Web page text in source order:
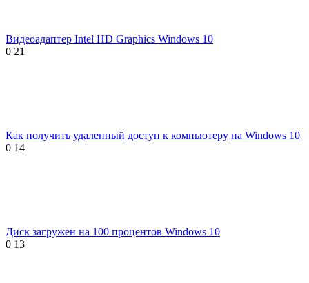
Видеоадаптер Intel HD Graphics Windows 10
0 21
Как получить удаленный доступ к компьютеру на Windows 10
0 14
Диск загружен на 100 процентов Windows 10
0 13